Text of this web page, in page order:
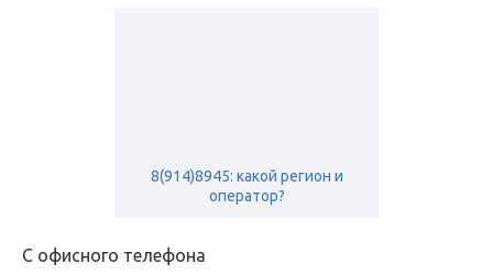
8(914)8945: какой регион и
оператор?
С офисного телефона